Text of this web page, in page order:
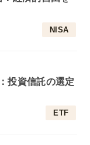
NISA
投資信託の選定
ETF